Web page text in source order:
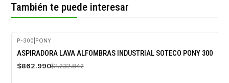
También te puede interesar
-30%
OFF
Agotado
P-300 PONY
ASPIRADORA LAVA ALFOMBRAS INDUSTRIAL SOTECO PONY 300
$862.990$1.232.842